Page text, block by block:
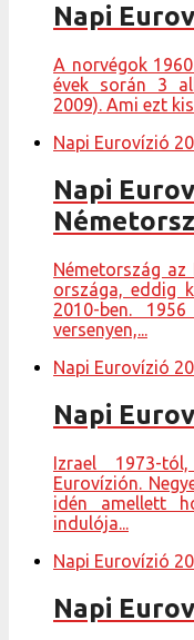
Napi
A norvégok
évek során 3
2009). Ami ezt
Napi Eurovízió
Napi
Németország
országa, eddig
2010-ben.
versenyen,...
Napi Eurovízió
Napi
Izrael 1973-
Eurovízión.
idén amellett
indulója...
Napi Eurovízió
Napi